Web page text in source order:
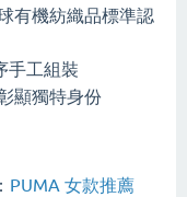
有機紡織品標準認
手工組裝
顯獨特身份
PUMA 女款推薦